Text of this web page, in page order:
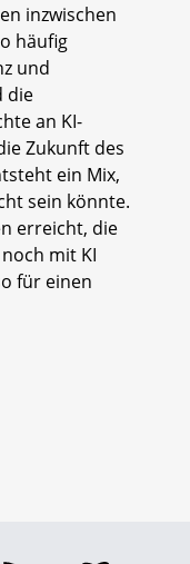
inzwischen
häufig
und
die
an KI-
Zukunft des
ein Mix,
sein könnte.
erreicht, die
mit KI
für einen